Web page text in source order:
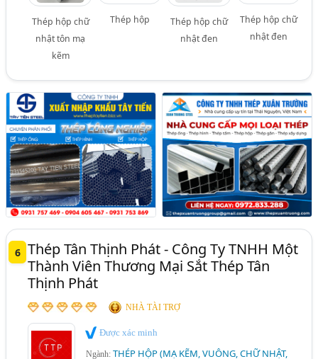
Thép hộp chữ
nhật tôn mạ
kẽm
Thép hộp
Thép hộp chữ
nhật đen
Thép hộp chữ
nhật đen
6 Thép Tân Thịnh Phát - Công Ty TNHH Một
Thành Viên Thương Mại Sắt Thép Tân
Thịnh Phát
NHÀ TÀI TRỢ
Được xác minh
Ngành:THÉP HỘP (MẠ KẼM, VUÔNG, CHỮ NHẬT,